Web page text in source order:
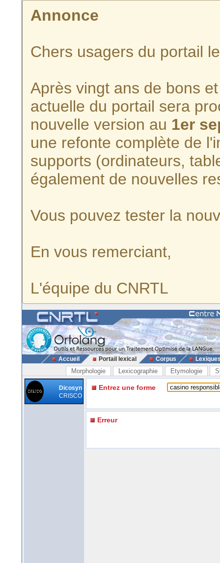
Annonce
Chers usagers du portail
Après vingt ans de bons
actuelle du portail sera
nouvelle version au 1er
une refonte complète de
supports (ordinateurs,
également de nouvelles
Vous pouvez tester la
En vous remerciant,
L'équipe du CNRTL
Accueil Portail lexical Corpus
Morphologie Lexicographie Etymologie
Dicosyn
CRISCO
Entrez une forme
Erreur